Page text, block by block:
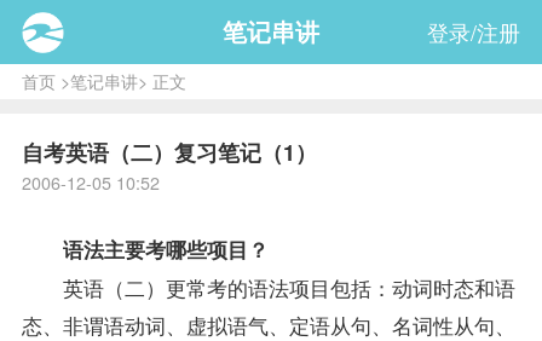
笔记串讲 登录/注册
首页>笔记串讲> 正文
自考英语（二）复习笔记（1）
2006-12-05 10:52
语法主要考哪些项目？
英语（二） 更常考的语法项目包括：动词时态和语
态、非谓语动词、虚拟语气、定语从句、名词性从句、